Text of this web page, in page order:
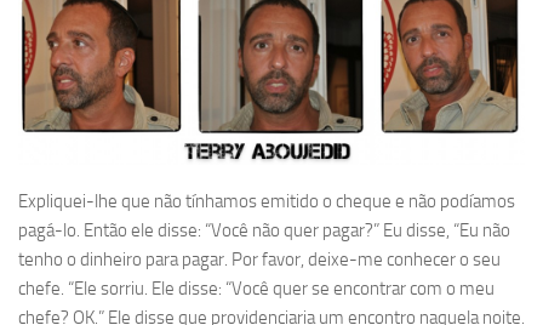
Expliquei-lhe que não tínhamos emitido o cheque e não podíamos
pagá-lo. Então ele disse: “Você não quer pagar?” Eu disse, “Eu não
tenho o dinheiro para pagar. Por favor, deixe-me conhecer o seu
chefe. “Ele sorriu. Ele disse: “Você quer se encontrar com o meu
chefe? OK.” Ele disse que providenciaria um encontro naquela noite.